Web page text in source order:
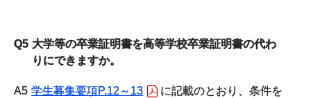
Q5 大学等の卒業証明書を高等学校卒業証明書の代わ
りにできますか。
A5 学生募集要項P.12～13
に記載のとおり、条件を